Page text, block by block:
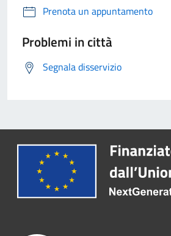
Prenota un appuntamento
Problemi in città
Segnala disservizio